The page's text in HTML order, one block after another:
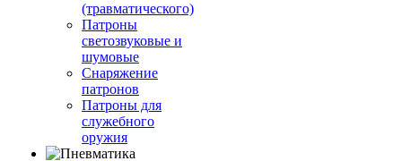
(травматического)
Патроны
светозвуковые и
шумовые
Снаряжение
патронов
Патроны для
служебного
оружия